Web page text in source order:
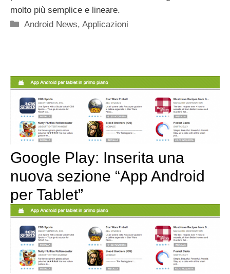
molto più semplice e lineare.
Categorie
Android News,Applicazioni
Google Play: Inserita una
nuova sezione “App Android
per Tablet”